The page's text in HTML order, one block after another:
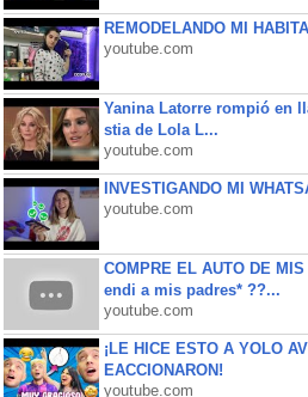
REMODELANDO MI
youtube.com
Yanina Latorre rompió en
stia de Lola L...
youtube.com
INVESTIGANDO MI
youtube.com
COMPRE EL AUTO DE
endi a mis padres* ??...
youtube.com
¡LE HICE ESTO A YOLO
EACCIONARON!
youtube.com